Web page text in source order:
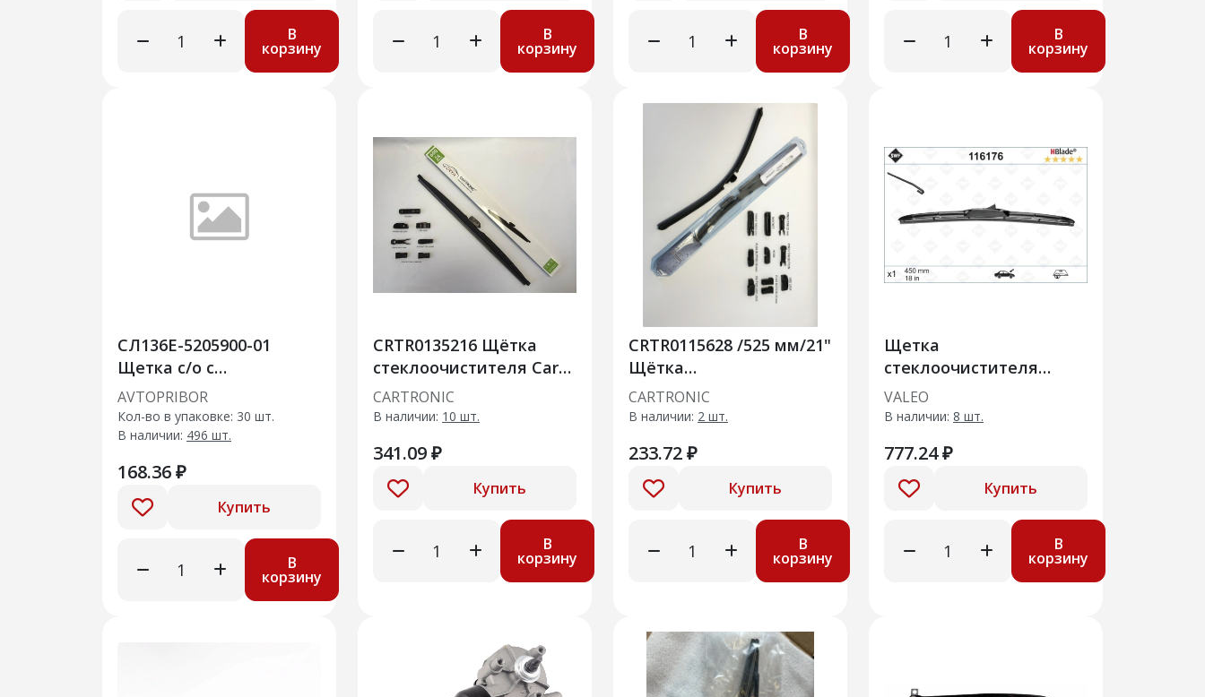
В
корзину
В
корзину
В
корзину
В
корзину
СЛ136Е-5205900-01
Щетка с/о с
универсальным
адаптером 410мм
AVTOPRIBOR
Кол-во в упаковке: 30 шт.
В наличии: 496 шт.
168.36 ₽
Купить
В
корзину
CRTR0135216 Щётка
стеклоочистителя Cart
Зимняя в чехле/600
мм/24" + набор
CARTRONIC
В наличии: 10 шт.
341.09 ₽
Купить
В
корзину
CRTR0115628 /525 мм/21"
Щётка
стеклоочистителя
Cartronic Бескаркасная/
CARTRONIC
В наличии: 2 шт.
233.72 ₽
Купить
В
корзину
Щетка
стеклоочистителя
гибридная 450мм
(116176)
VALEO
В наличии: 8 шт.
777.24 ₽
Купить
В
корзину